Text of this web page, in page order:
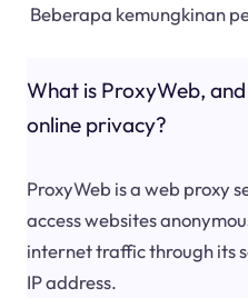
Beberapa kemungkinan
What is ProxyWeb,
online privacy?
ProxyWeb is a web proxy
access websites
internet traffic through its
IP address.